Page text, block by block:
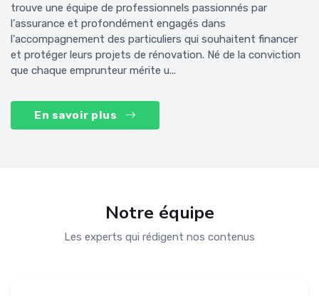
trouve une équipe de professionnels passionnés par
l'assurance et profondément engagés dans
l'accompagnement des particuliers qui souhaitent financer
et protéger leurs projets de rénovation. Né de la conviction
que chaque emprunteur mérite u...
En savoir plus
Notre équipe
Les experts qui rédigent nos contenus